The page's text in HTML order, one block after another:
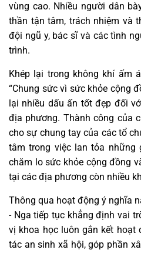
vùng cao. Nhiều người dân
thần tận tâm, trách nhiệm và
đội ngũ y, bác sĩ và các tình
trình.
Khép lại trong không khí ấm
“Chung sức vì sức khỏe cộng
lại nhiều dấu ấn tốt đẹp đối
địa phương. Thành công của
cho sự chung tay của các tổ
tâm trong việc lan tỏa những
chăm lo sức khỏe cộng đồng
tại các địa phương còn nhiều
Thông qua hoạt động ý nghĩa
- Nga tiếp tục khẳng định vai
vị khoa học luôn gắn kết hoạt
tác an sinh xã hội, góp phần